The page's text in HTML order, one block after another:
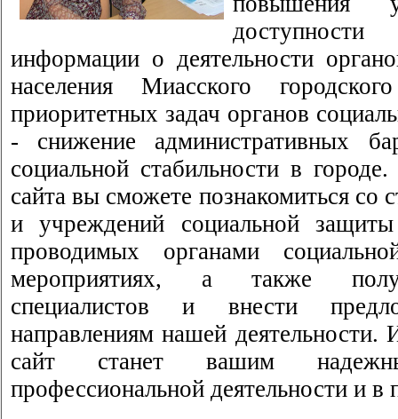
информации о деятельности
населения Миасского
приоритетных задач органов
- снижение административных
социальной стабильности в
сайта вы сможете познакомиться со
и учреждений социальной
проводимых органами
мероприятиях, а также
специалистов и внести
направлениям нашей деятельности.
сайт станет вашим
профессиональной деятельности и в